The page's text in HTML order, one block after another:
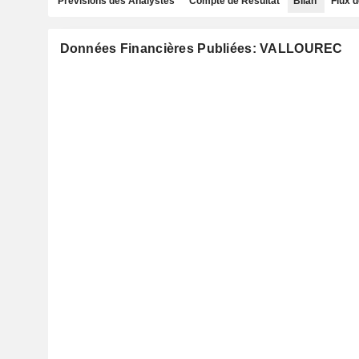
Données Financières Publiées: VALLOUREC